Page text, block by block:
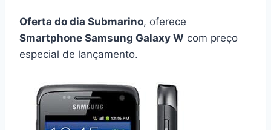
Oferta do dia Submarino, oferece
Smartphone Samsung Galaxy W com preço
especial de lançamento.